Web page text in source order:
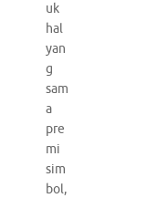
uk
hal
yan
g
sam
a
pre
mi
sim
bol,